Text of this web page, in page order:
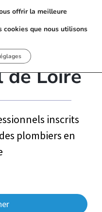
de Loire
inscrits
plombiers en
offrir la meilleure
cookies que nous utilisons